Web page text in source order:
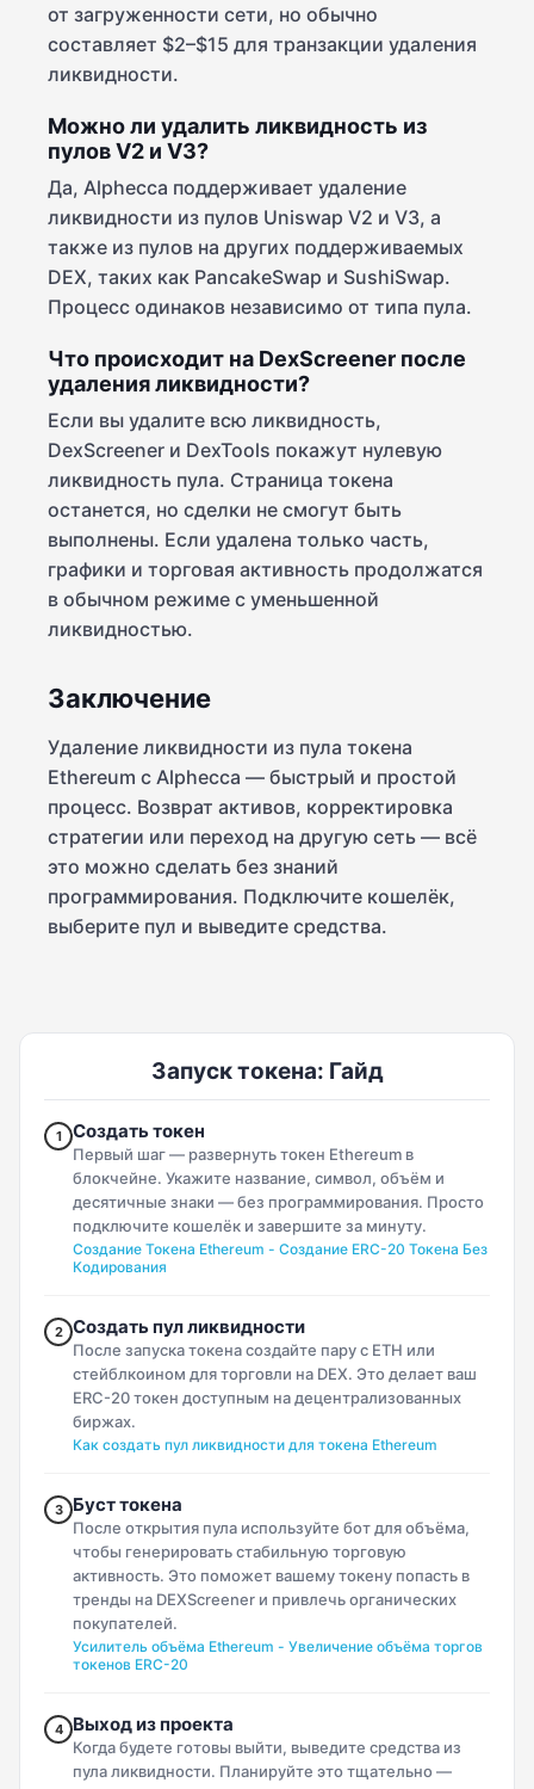
от загруженности сети, но обычно
составляет $2–$15 для транзакции удаления
ликвидности.
Можно ли удалить ликвидность из
пулов V2 и V3?
Да, Alphecca поддерживает удаление
ликвидности из пулов Uniswap V2 и V3, а
также из пулов на других поддерживаемых
DEX, таких как PancakeSwap и SushiSwap.
Процесс одинаков независимо от типа пула.
Что происходит на DexScreener после
удаления ликвидности?
Если вы удалите всю ликвидность,
DexScreener и DexTools покажут нулевую
ликвидность пула. Страница токена
останется, но сделки не смогут быть
выполнены. Если удалена только часть,
графики и торговая активность продолжатся
в обычном режиме с уменьшенной
ликвидностью.
Заключение
Удаление ликвидности из пула токена
Ethereum с Alphecca — быстрый и простой
процесс. Возврат активов, корректировка
стратегии или переход на другую сеть — всё
это можно сделать без знаний
программирования. Подключите кошелёк,
выберите пул и выведите средства.
Запуск токена: Гайд
1 Создать токен
Первый шаг — развернуть токен Ethereum в
блокчейне. Укажите название, символ, объём и
десятичные знаки — без программирования. Просто
подключите кошелёк и завершите за минуту.
Создание Токена Ethereum - Создание ERC-20 Токена Без
Кодирования
2 Создать пул ликвидности
После запуска токена создайте пару с ETH или
стейблкоином для торговли на DEX. Это делает ваш
ERC-20 токен доступным на децентрализованных
биржах.
Как создать пул ликвидности для токена Ethereum
3 Буст токена
После открытия пула используйте бот для объёма,
чтобы генерировать стабильную торговую
активность. Это поможет вашему токену попасть в
тренды на DEXScreener и привлечь органических
покупателей.
Усилитель объёма Ethereum - Увеличение объёма торгов
токенов ERC-20
4 Выход из проекта
Когда будете готовы выйти, выведите средства из
пула ликвидности. Планируйте это тщательно —